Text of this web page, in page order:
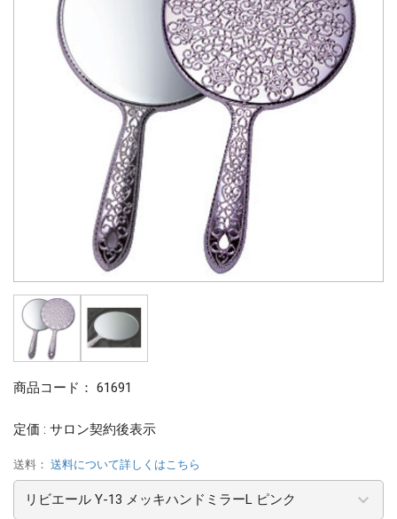
商品コード： 61691
定価 : サロン契約後表示
送料： 送料について詳しくはこちら